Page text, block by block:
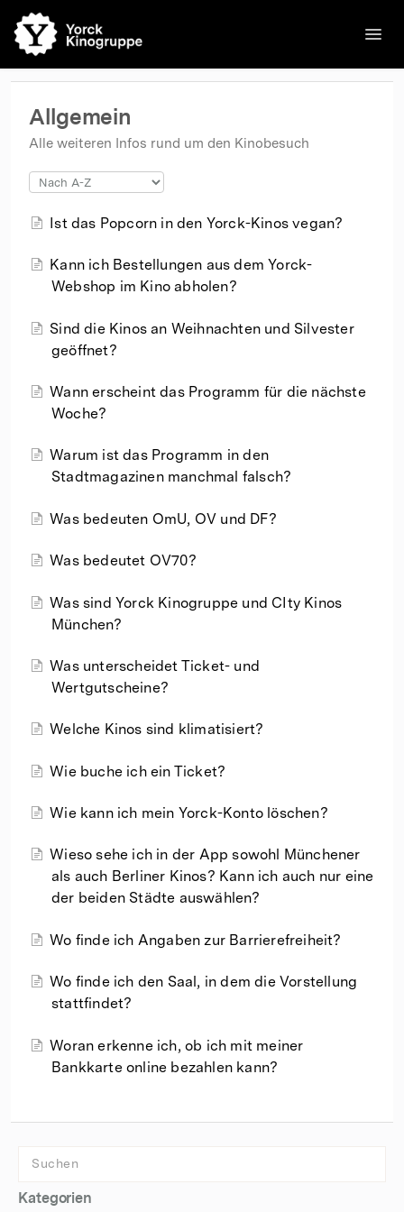
🌐English Kinos Filme Kontakt Kontakt
Allgemein
Alle weiteren Infos rund um den Kinobesuch
Ist das Popcorn in den Yorck-Kinos vegan?
Kann ich Bestellungen aus dem Yorck-
Webshop im Kino abholen?
Sind die Kinos an Weihnachten und Silvester
geöffnet?
Wann erscheint das Programm für die nächste
Woche?
Warum ist das Programm in den
Stadtmagazinen manchmal falsch?
Was bedeuten OmU, OV und DF?
Was bedeutet OV70?
Was sind Yorck Kinogruppe und CIty Kinos
München?
Was unterscheidet Ticket- und
Wertgutscheine?
Welche Kinos sind klimatisiert?
Wie buche ich ein Ticket?
Wie kann ich mein Yorck-Konto löschen?
Wieso sehe ich in der App sowohl Münchener
als auch Berliner Kinos? Kann ich auch nur eine
der beiden Städte auswählen?
Wo finde ich Angaben zur Barrierefreiheit?
Wo finde ich den Saal, in dem die Vorstellung
stattfindet?
Woran erkenne ich, ob ich mit meiner
Bankkarte online bezahlen kann?
Kategorien